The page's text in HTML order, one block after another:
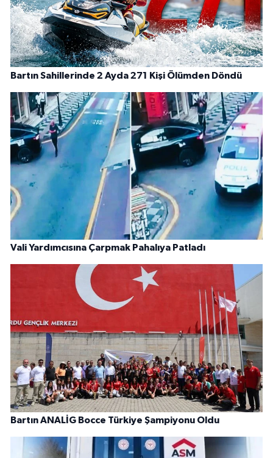
Bartın Sahillerinde 2 Ayda 271 Kişi Ölümden Döndü
Vali Yardımcısına Çarpmak Pahalıya Patladı
Bartın ANALİG Bocce Türkiye Şampiyonu Oldu